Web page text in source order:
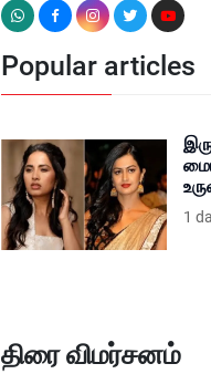
Popular articles
1
திரை விமர்சனம்